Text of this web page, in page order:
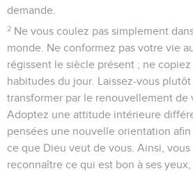
demande.
2 Ne vous coulez pas simplement
monde. Ne conformez pas votre vie
régissent le siècle présent ; ne
habitudes du jour. Laissez-vous
transformer par le renouvellement de
Adoptez une attitude intérieure
pensées une nouvelle orientation
ce que Dieu veut de vous. Ainsi,
reconnaître ce qui est bon à ses